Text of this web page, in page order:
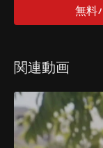
薩夫監督が克明
10円カンパで製
無料
関連動画